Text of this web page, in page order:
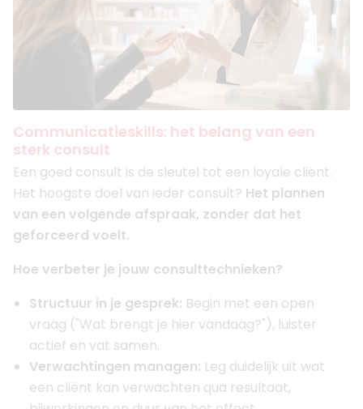
Communicatieskills: het belang van een
sterk consult
Een goed consult is de sleutel tot een loyale cliënt.
Het hoogste doel van ieder consult? Het plannen
van een volgende afspraak, zonder dat het
geforceerd voelt.
Hoe verbeter je jouw consulttechnieken?
Structuur in je gesprek: Begin met een open
vraag ("Wat brengt je hier vandaag?"), luister
actief en vat samen.
Verwachtingen managen: Leg duidelijk uit wat
een cliënt kan verwachten qua resultaat,